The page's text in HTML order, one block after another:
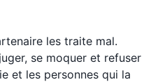
les traite mal.
se moquer et refuser
et les personnes qui la